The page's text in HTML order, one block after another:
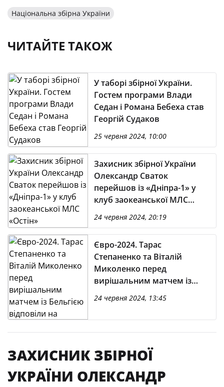
Національна збірна України
ЧИТАЙТЕ ТАКОЖ
У таборі збірної України.
Гостем програми Влади
Седан і Романа Бебеха став
Георгій Судаков
25 червня 2024, 10:00
Захисник збірної України
Олександр Сваток
перейшов із «Дніпра-1» у
клуб заокеанської МЛС
24 червня 2024, 20:19
Євро-2024. Тарас
Степаненко та Віталій
Миколенко перед
вирішальним матчем із
запитання журналістів
24 червня 2024, 13:45
ЗАХИСНИК ЗБІРНОЇ
УКРАЇНИ ОЛЕКСАНДР